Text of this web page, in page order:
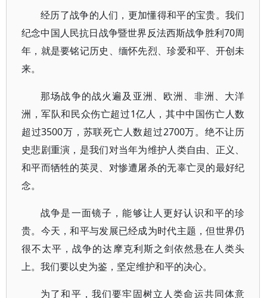
经历了战争的人们，更加懂得和平的宝贵。我们
纪念中国人民抗日战争暨世界反法西斯战争胜利70周
年，就是要铭记历史、缅怀先烈、珍爱和平、开创未
来。
那场战争的战火遍及亚洲、欧洲、非洲、大洋
洲，军队和民众伤亡超过1亿人，其中中国伤亡人数
超过3500万，苏联死亡人数超过2700万。绝不让历
史悲剧重演，是我们对当年为维护人类自由、正义、
和平而牺牲的英灵、对惨遭屠杀的无辜亡灵的最好纪
念。
战争是一面镜子，能够让人更好认识和平的珍
贵。今天，和平与发展已经成为时代主题，但世界仍
很不太平，战争的达摩克利斯之剑依然悬在人类头
上。我们要以史为鉴，坚定维护和平的决心。
为了和平，我们要牢固树立人类命运共同体意